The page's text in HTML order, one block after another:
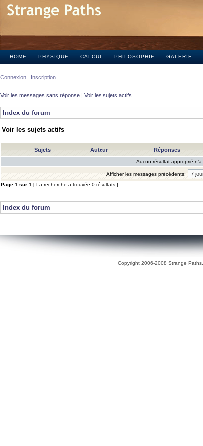
HOME PHYSIQUE CALCUL PHILOSOPHIE GALERIE
Connexion Inscription
Voir les messages sans réponse | Voir les sujets actifs
Index du forum
Voir les sujets actifs
Sujets Auteur Réponses
Aucun résultat approprié n’a
Afficher les messages précédents:
Page 1 sur 1 [ La recherche a trouvée 0 résultats ]
Index du forum
Copyright 2006-2008 Strange Paths,